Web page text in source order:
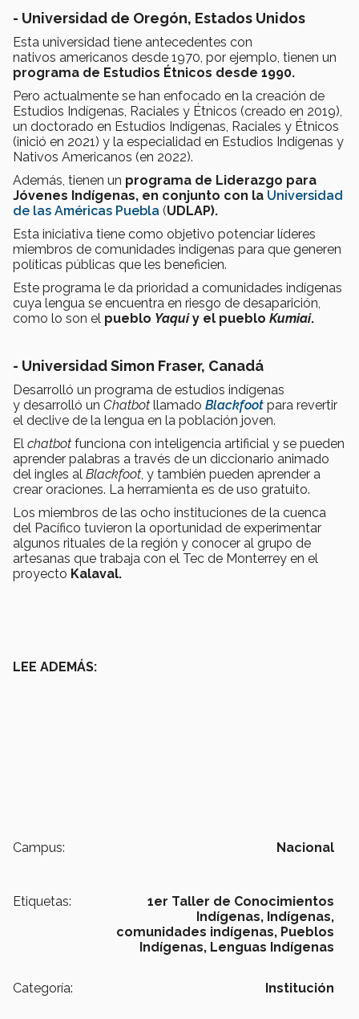
- Universidad de Oregón, Estados Unidos
Esta universidad tiene antecedentes con
nativos americanos desde 1970, por ejemplo, tienen un
programa de Estudios Étnicos desde 1990.
Pero actualmente se han enfocado en la creación de
Estudios Indígenas, Raciales y Étnicos (creado en 2019),
un doctorado en Estudios Indígenas, Raciales y Étnicos
(inició en 2021) y la especialidad en Estudios Indígenas y
Nativos Americanos (en 2022).
Además, tienen un programa de Liderazgo para
Jóvenes Indígenas, en conjunto con la Universidad
de las Américas Puebla (UDLAP).
Esta iniciativa tiene como objetivo potenciar líderes
miembros de comunidades indígenas para que generen
políticas públicas que les beneficien.
Este programa le da prioridad a comunidades indígenas
cuya lengua se encuentra en riesgo de desaparición,
como lo son el pueblo Yaquiy el pueblo Kumiai.
- Universidad Simon Fraser, Canadá
Desarrolló un programa de estudios indígenas
y desarrolló un Chatbot llamado Blackfoot para revertir
el declive de la lengua en la población joven.
El chatbot funciona con inteligencia artificial y se pueden
aprender palabras a través de un diccionario animado
del ingles al Blackfoot , y también pueden aprender a
crear oraciones. La herramienta es de uso gratuito.
Los miembros de las ocho instituciones de la cuenca
del Pacífico tuvieron la oportunidad de experimentar
algunos rituales de la región y conocer al grupo de
artesanas que trabaja con el Tec de Monterrey en el
proyecto Kalaval.
LEE ADEMÁS:
Campus: Nacional
Etiquetas:
1er Taller de Conocimientos
Indígenas, Indígenas,
comunidades indígenas, Pueblos
Indígenas, Lenguas Indígenas
Categoría: Institución